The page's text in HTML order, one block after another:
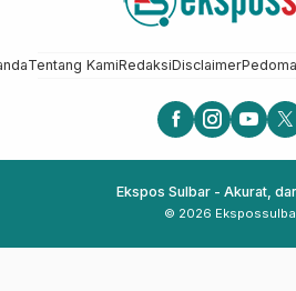
Tentang KamiRedaksiDisclaimer
Ekspos Sulbar - Akurat,
© 2026